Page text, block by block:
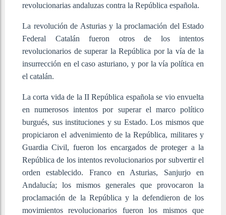
revolucionarias andaluzas contra la República española.
La revolución de Asturias y la proclamación del Estado
Federal Catalán fueron otros de los intentos
revolucionarios de superar la República por la vía de la
insurrección en el caso asturiano, y por la vía política en
el catalán.
La corta vida de la II República española se vio envuelta
en numerosos intentos por superar el marco político
burgués, sus instituciones y su Estado. Los mismos que
propiciaron el advenimiento de la República, militares y
Guardia Civil, fueron los encargados de proteger a la
República de los intentos revolucionarios por subvertir el
orden establecido. Franco en Asturias, Sanjurjo en
Andalucía; los mismos generales que provocaron la
proclamación de la República y la defendieron de los
movimientos revolucionarios fueron los mismos que